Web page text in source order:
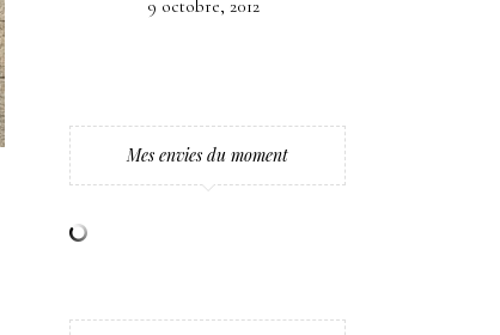
9 octobre, 2012
Mes envies du moment